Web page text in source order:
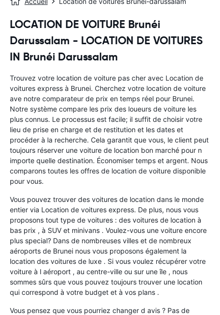
LOCATION DE VOITURE Brunéi
Darussalam - LOCATION DE VOITURES
IN Brunéi Darussalam
Trouvez votre location de voiture pas cher avec Location de
voitures express à Brunei. Cherchez votre location de voiture
ave notre comparateur de prix en temps réel pour Brunei.
Notre système compare les prix des loueurs de voiture les
plus connus. Le processus est facile; il suffit de choisir votre
lieu de prise en charge et de restitution et les dates et
procéder à la recherche. Cela garantit que vous, le client peut
toujours réserver une voiture de location bon marché pour n
importe quelle destination. Économiser temps et argent. Nous
comparons toutes les offres de location de voiture disponible
pour vous.
Vous pouvez trouver des voitures de location dans le monde
entier via Location de voitures express. De plus, nous vous
proposons tout type de voitures : des voitures de location à
bas prix , à SUV et minivans . Voulez-vous une voiture encore
plus special? Dans de nombreuses villes et de nombreux
aéroports de Brunei nous vous proposons également la
location des voitures de luxe . Si vous voulez récupérer votre
voiture à l aéroport , au centre-ville ou sur une île , nous
sommes sûrs que vous pouvez toujours trouver une location
qui correspond à votre budget et à vos plans .
Vous pensez que vous pourriez changer d avis ? Pas de